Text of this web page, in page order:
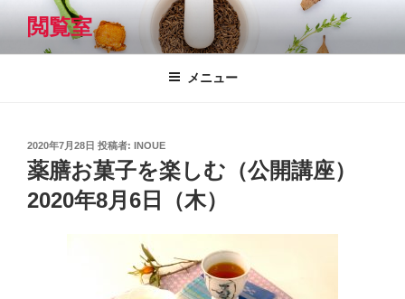
テ
閲覧室
メニュー
投
稿
日:
2020年7月28日 投稿者: INOUE
薬膳お菓子を楽しむ（公開講座）
2020年8月6日（木）